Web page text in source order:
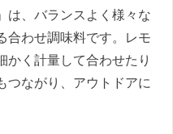
は、バランスよく様々な
合わせ調味料です。レモ
かく計量して合わせたり
つながり、アウトドアに